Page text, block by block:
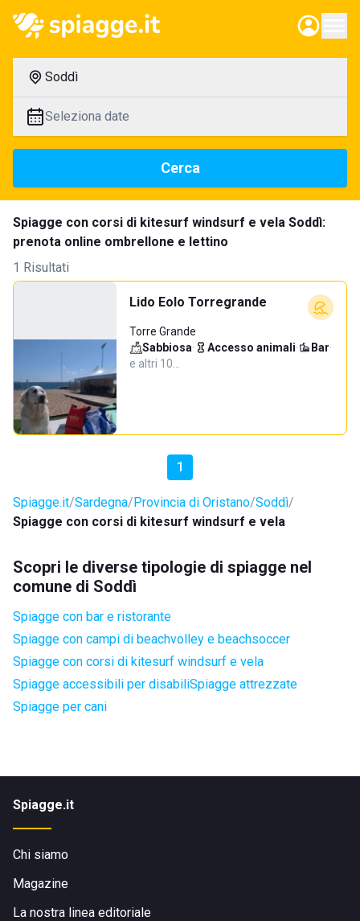
Soddì
Seleziona date
Cerca
Spiagge con corsi di kitesurf windsurf e vela Soddì:
prenota online ombrellone e lettino
1 Risultati
Lido Eolo Torregrande
Torre Grande
Sabbiosa· Accesso animali· Bar·
e altri 10…
1
Spiagge.it Sardegna Provincia di Oristano Soddì
Spiagge con corsi di kitesurf windsurf e vela
Scopri le diverse tipologie di spiagge nel
comune di Soddì
Spiagge con bar e ristorante
Spiagge con campi di beachvolley e beachsoccer
Spiagge con corsi di kitesurf windsurf e vela
Spiagge accessibili per disabiliSpiagge attrezzate
Spiagge per cani
Spiagge.it
Chi siamo
Magazine
La nostra linea editoriale